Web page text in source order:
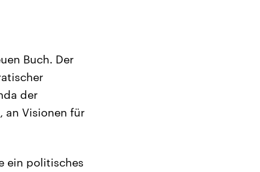
Buch. Der
der
an Visionen für
ein politisches